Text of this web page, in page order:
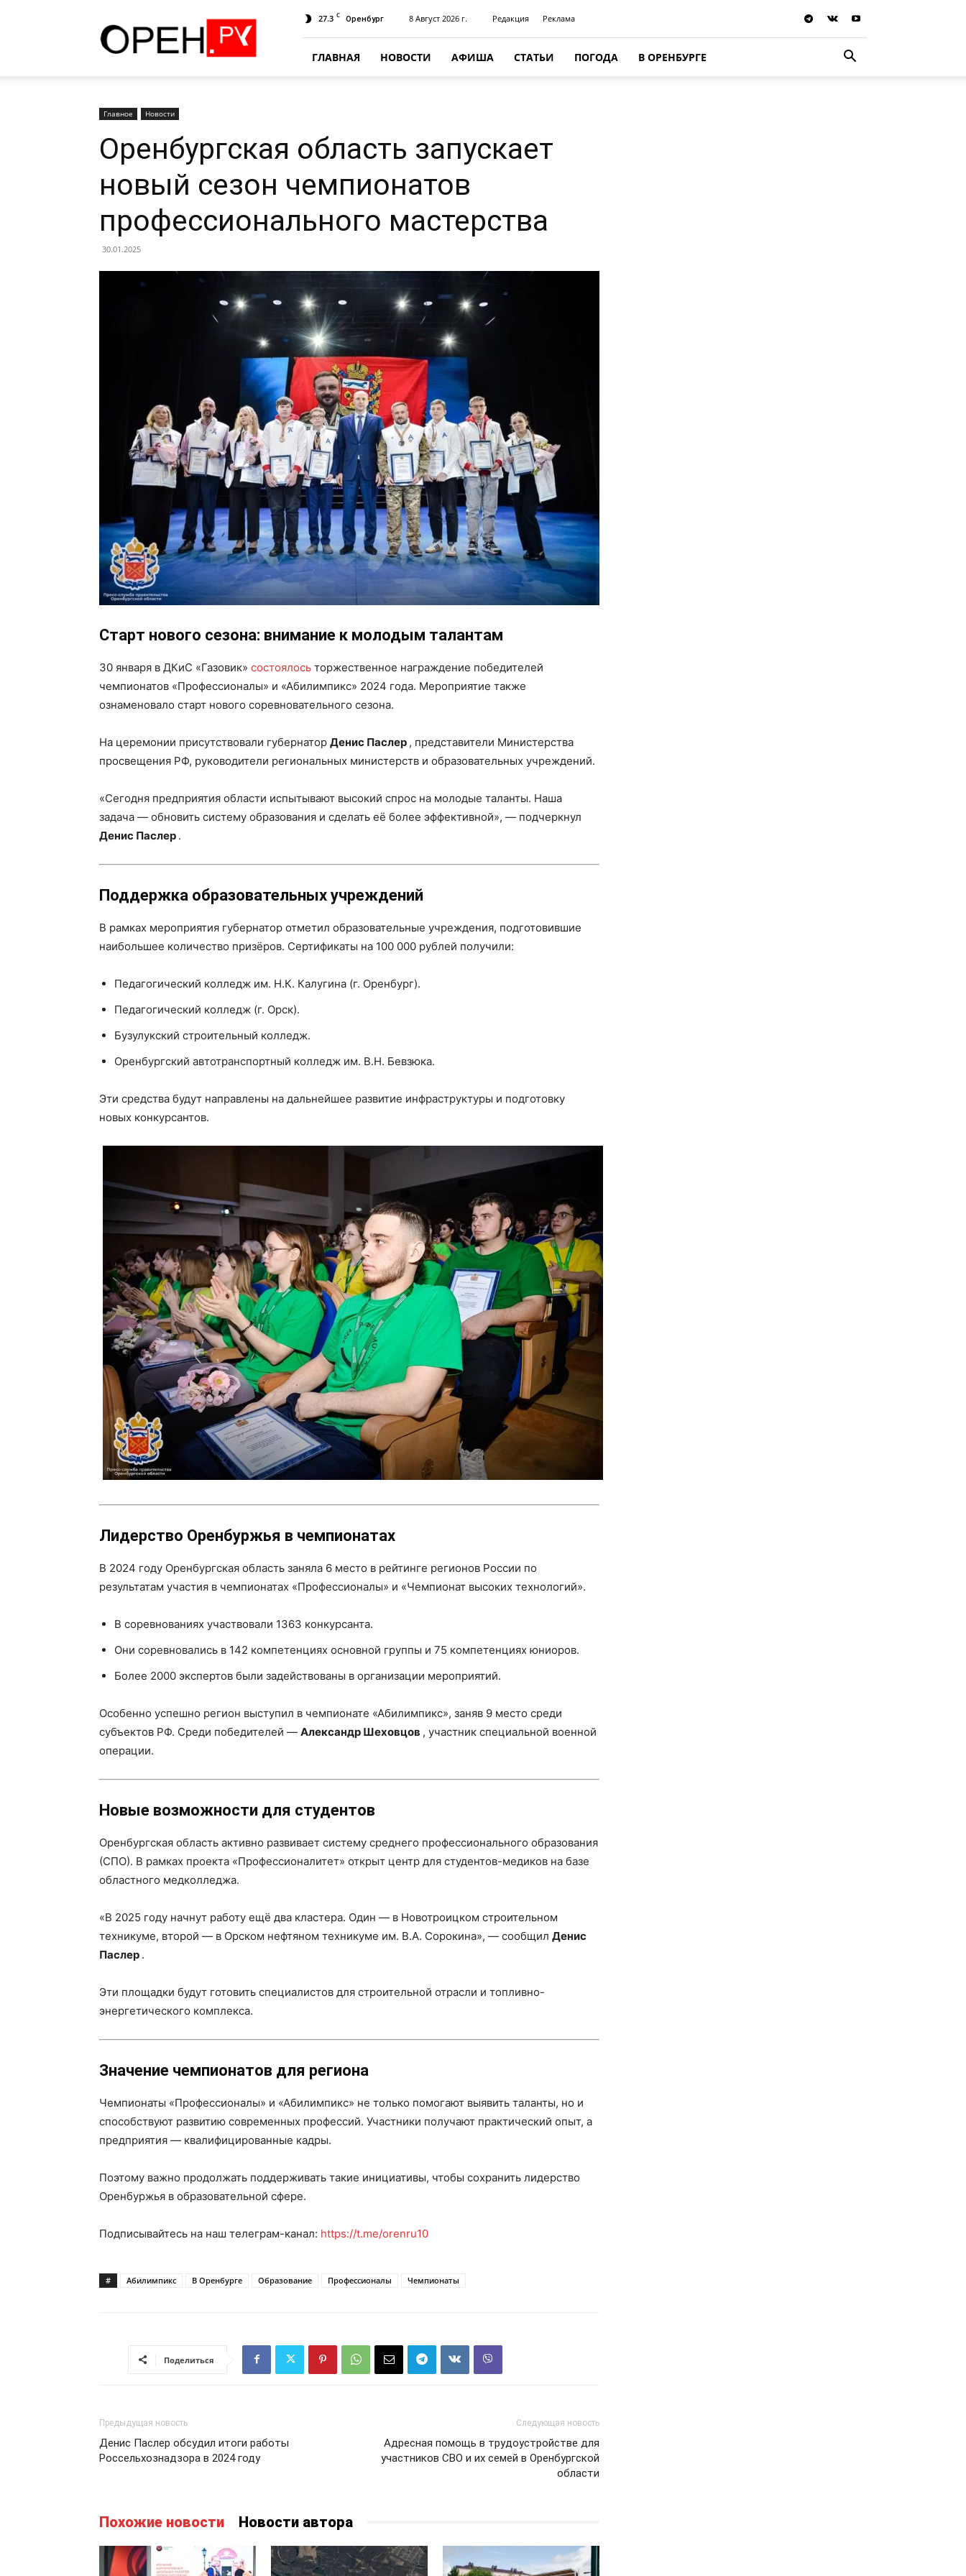
27.3 C Оренбург 8 Август 2026 г. Редакция Реклама
ГЛАВНАЯ НОВОСТИ АФИША СТАТЬИ ПОГОДА В ОРЕНБУРГЕ
Главное Новости
Оренбургская область запускает
новый сезон чемпионатов
профессионального мастерства
30.01.2025
Старт нового сезона: внимание к молодым талантам
30 января в ДКиС «Газовик» состоялось торжественное награждение победителей
чемпионатов «Профессионалы» и «Абилимпикс» 2024 года. Мероприятие также
ознаменовало старт нового соревновательного сезона.
На церемонии присутствовали губернатор Денис Паслер , представители Министерства
просвещения РФ, руководители региональных министерств и образовательных учреждений.
«Сегодня предприятия области испытывают высокий спрос на молодые таланты. Наша
задача — обновить систему образования и сделать её более эффективной», — подчеркнул
Денис Паслер .
Поддержка образовательных учреждений
В рамках мероприятия губернатор отметил образовательные учреждения, подготовившие
наибольшее количество призёров. Сертификаты на 100 000 рублей получили:
Педагогический колледж им. Н.К. Калугина (г. Оренбург).
Педагогический колледж (г. Орск).
Бузулукский строительный колледж.
Оренбургский автотранспортный колледж им. В.Н. Бевзюка.
Эти средства будут направлены на дальнейшее развитие инфраструктуры и подготовку
новых конкурсантов.
Лидерство Оренбуржья в чемпионатах
В 2024 году Оренбургская область заняла 6 место в рейтинге регионов России по
результатам участия в чемпионатах «Профессионалы» и «Чемпионат высоких технологий».
В соревнованиях участвовали 1363 конкурсанта.
Они соревновались в 142 компетенциях основной группы и 75 компетенциях юниоров.
Более 2000 экспертов были задействованы в организации мероприятий.
Особенно успешно регион выступил в чемпионате «Абилимпикс», заняв 9 место среди
субъектов РФ. Среди победителей — Александр Шеховцов , участник специальной военной
операции.
Новые возможности для студентов
Оренбургская область активно развивает систему среднего профессионального образования
(СПО). В рамках проекта «Профессионалитет» открыт центр для студентов-медиков на базе
областного медколледжа.
«В 2025 году начнут работу ещё два кластера. Один — в Новотроицком строительном
техникуме, второй — в Орском нефтяном техникуме им. В.А. Сорокина», — сообщил Денис
Паслер .
Эти площадки будут готовить специалистов для строительной отрасли и топливно-
энергетического комплекса.
Значение чемпионатов для региона
Чемпионаты «Профессионалы» и «Абилимпикс» не только помогают выявить таланты, но и
способствуют развитию современных профессий. Участники получают практический опыт, а
предприятия — квалифицированные кадры.
Поэтому важно продолжать поддерживать такие инициативы, чтобы сохранить лидерство
Оренбуржья в образовательной сфере.
Подписывайтесь на наш телеграм-канал: https://t.me/orenru10
# Абилимпикс В Оренбурге Образование Профессионалы Чемпионаты
Поделиться
Предыдущая новость
Денис Паслер обсудил итоги работы
Россельхознадзора в 2024 году
Следующая новость
Адресная помощь в трудоустройстве для
участников СВО и их семей в Оренбургской
области
Похожие новости Новости автора